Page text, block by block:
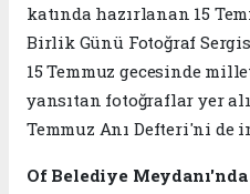
katında hazırlanan 15
Birlik Günü Fotoğraf
15 Temmuz gecesinde
yansıtan fotoğraflar yer
Temmuz Anı Defteri'ni de
Of Belediye